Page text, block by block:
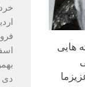
هایی
خرداد
بهمن
دی ۱۴۰۱